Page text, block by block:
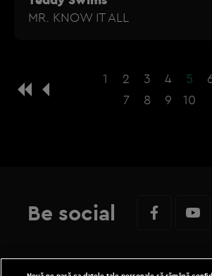
MR. KNOW IT ALL
1 2 3 4 5
7
8 9 10
Be social